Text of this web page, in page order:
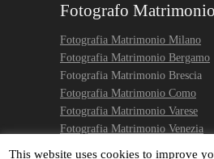
Fotografo Matrimonio
Fotografia Matrimonio Milano
Fotografia Matrimonio Bergamo
Fotografia Matrimonio Brescia
Fotografia Matrimonio Como
Fotografia Matrimonio Varese
Fotografia Matrimonio Venezia
This website uses cookies to improve